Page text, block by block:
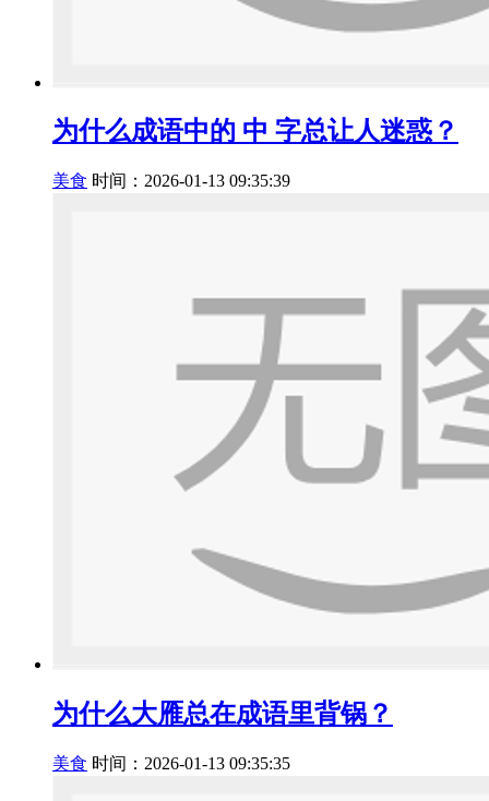
为什么成语中的 中 字总让人迷惑？
美食 时间：2026-01-13 09:35:39
为什么大雁总在成语里背锅？
美食 时间：2026-01-13 09:35:35